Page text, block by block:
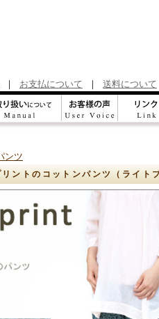
｜ お支払について ｜ 送料について
ンツ
ントのコットンパンツ（ライ